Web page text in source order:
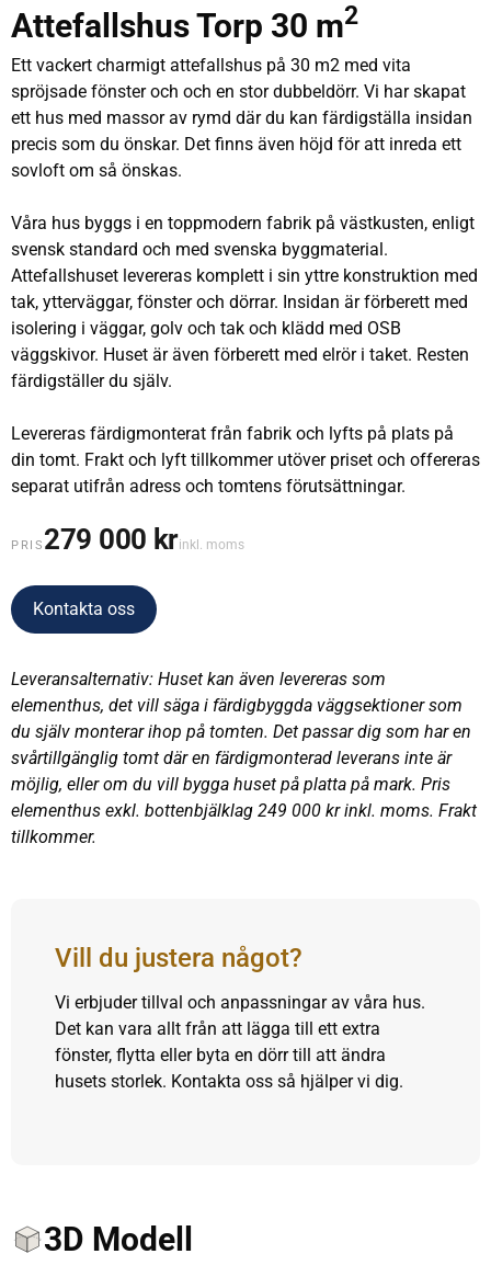
Attefallshus Torp 30 m2
Ett vackert charmigt attefallshus på 30 m2 med vita
spröjsade fönster och och en stor dubbeldörr. Vi har skapat
ett hus med massor av rymd där du kan färdigställa insidan
precis som du önskar. Det finns även höjd för att inreda ett
sovloft om så önskas.
Våra hus byggs i en toppmodern fabrik på västkusten, enligt
svensk standard och med svenska byggmaterial.
Attefallshuset levereras komplett i sin yttre konstruktion med
tak, ytterväggar, fönster och dörrar. Insidan är förberett med
isolering i väggar, golv och tak och klädd med OSB
väggskivor. Huset är även förberett med elrör i taket. Resten
färdigställer du själv.
Levereras färdigmonterat från fabrik och lyfts på plats på
din tomt. Frakt och lyft tillkommer utöver priset och offereras
separat utifrån adress och tomtens förutsättningar.
PRIS 279 000 krinkl. moms
Kontakta oss
Leveransalternativ: Huset kan även levereras som
elementhus, det vill säga i färdigbyggda väggsektioner som
du själv monterar ihop på tomten. Det passar dig som har en
svårtillgänglig tomt där en färdigmonterad leverans inte är
möjlig, eller om du vill bygga huset på platta på mark. Pris
elementhus exkl. bottenbjälklag 249 000 kr inkl. moms. Frakt
tillkommer.
Vill du justera något?
Vi erbjuder tillval och anpassningar av våra hus.
Det kan vara allt från att lägga till ett extra
fönster, flytta eller byta en dörr till att ändra
husets storlek. Kontakta oss så hjälper vi dig.
3D Modell